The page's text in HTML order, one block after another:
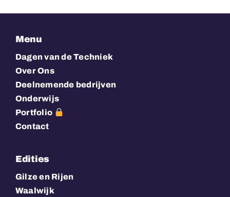
Menu
Dagen van de Techniek
Over Ons
Deelnemende bedrijven
Onderwijs
Portfolio
Contact
Edities
Gilze en Rijen
Waalwijk